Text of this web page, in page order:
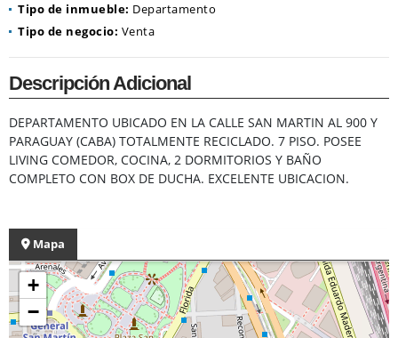
Tipo de inmueble: Departamento
Tipo de negocio: Venta
Descripción Adicional
DEPARTAMENTO UBICADO EN LA CALLE SAN MARTIN AL 900 Y
PARAGUAY (CABA) TOTALMENTE RECICLADO. 7 PISO. POSEE
LIVING COMEDOR, COCINA, 2 DORMITORIOS Y BAÑO
COMPLETO CON BOX DE DUCHA. EXCELENTE UBICACION.
Mapa
+
−